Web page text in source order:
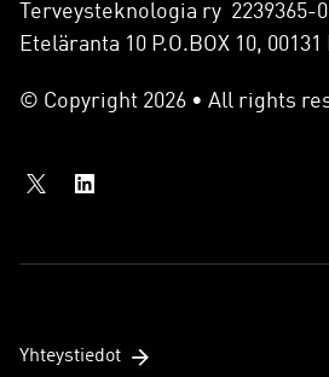
Terveysteknologia ry 2239365-0
Eteläranta 10 P.O.BOX 10, 00131
© Copyright 2026 • All rights
Yhteystiedot